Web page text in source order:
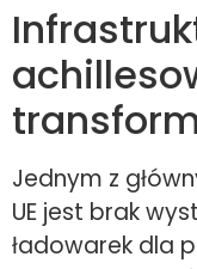
Jednym z
UE jest brak
ładowarek dla